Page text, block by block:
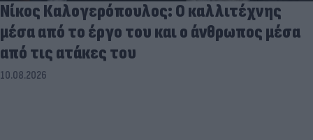
Νίκος Καλογερόπουλος: Ο καλλιτέχνης
μέσα από το έργο του και ο άνθρωπος μέσα
από τις ατάκες του
10.08.2026